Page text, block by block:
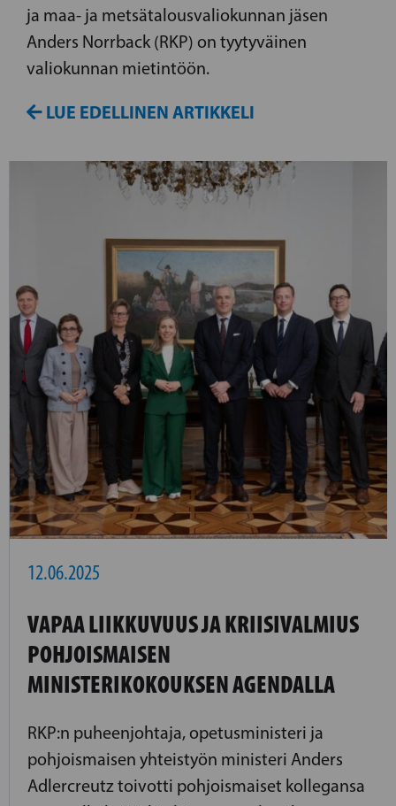
ja maa- ja metsätalousvaliokunnan jäsen
Anders Norrback (RKP) on tyytyväinen
valiokunnan mietintöön.
LUE EDELLINEN ARTIKKELI
12.06.2025
VAPAA LIIKKUVUUS JA KRIISIVALMIUS
POHJOISMAISEN
MINISTERIKOKOUKSEN AGENDALLA
RKP:n puheenjohtaja, opetusministeri ja
pohjoismaisen yhteistyön ministeri Anders
Adlercreutz toivotti pohjoismaiset kollegansa